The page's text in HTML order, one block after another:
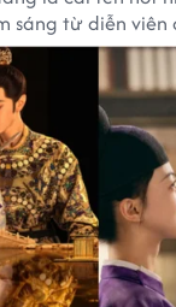
sáng từ diễn viên